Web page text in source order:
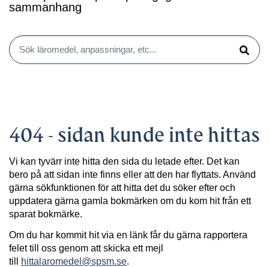
sammanhang
Sök läromedel, anpassningar, etc...
Sök
404 - sidan kunde inte hittas
Vi kan tyvärr inte hitta den sida du letade efter. Det kan
bero på att sidan inte finns eller att den har flyttats. Använd
gärna sökfunktionen för att hitta det du söker efter och
uppdatera gärna gamla bokmärken om du kom hit från ett
sparat bokmärke.
Om du har kommit hit via en länk får du gärna rapportera
felet till oss genom att skicka ett mejl
till
hittalaromedel@spsm.se.